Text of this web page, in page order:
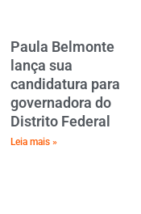
Paula Belmonte
lança sua
candidatura para
governadora do
Distrito Federal
Leia mais »